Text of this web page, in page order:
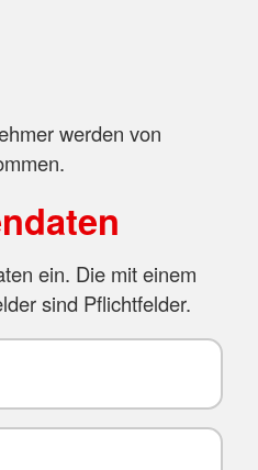
werden von
ein. Die mit einem
sind Pflichtfelder.